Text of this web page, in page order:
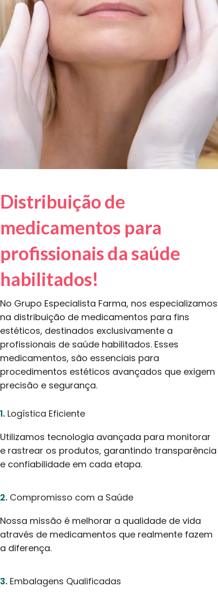
Distribuição de
medicamentos para
profissionais da saúde
habilitados!
No Grupo Especialista Farma, nos especializamos
na distribuição de medicamentos para fins
estéticos, destinados exclusivamente a
profissionais de saúde habilitados. Esses
medicamentos, são essenciais para
procedimentos estéticos avançados que exigem
precisão e segurança.
1. Logística Eficiente
Utilizamos tecnologia avançada para monitorar
e rastrear os produtos, garantindo transparência
e confiabilidade em cada etapa.
2. Compromisso com a Saúde
Nossa missão é melhorar a qualidade de vida
através de medicamentos que realmente fazem
a diferença.
3. Embalagens Qualificadas